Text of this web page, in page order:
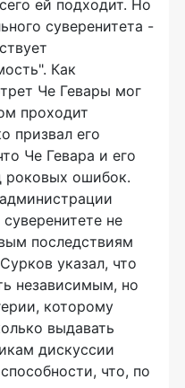
ей подходит. Но
суверенитета -
Как
Че Гевары мог
проходит
призвал его
Че Гевара и его
ошибок.
не
последствиям
указал, что
независимым, но
которому
выдавать
дискуссии
что, по